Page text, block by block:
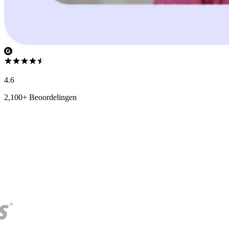
4.6
2,100+ Beoordelingen